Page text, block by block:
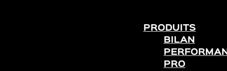
PRODUITS
BILAN
PRO